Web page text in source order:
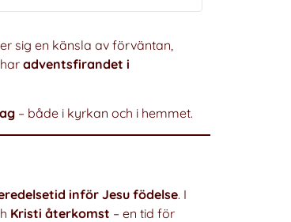
sig en känsla av förväntan,
adventsfirandet i
– både i kyrkan och i hemmet.
inför Jesu födelse. I
Kristi återkomst – en tid för